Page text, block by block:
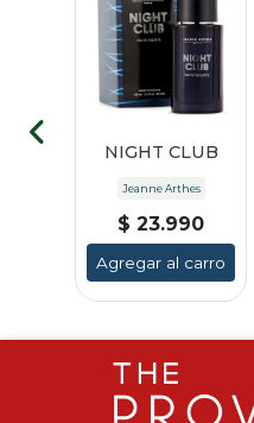
NIGHT CLUB
Jeanne Arthes
$ 23.990
Agregar al carro